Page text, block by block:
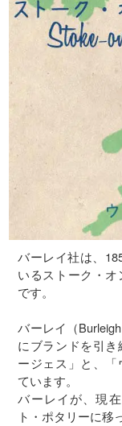
バーレイ社は、
いるストーク・
です。
バーレイ（
にブランドを引
ージェス」と、
ています。
バーレイが、現
ト・ポタリーに移